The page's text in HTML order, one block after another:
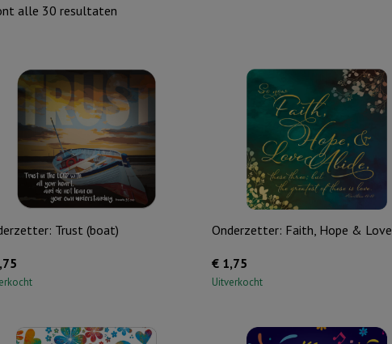
alle 30 resultaten
Trust (boat) Onderzetter: Faith, Hope & Love
€1,75
Uitverkocht